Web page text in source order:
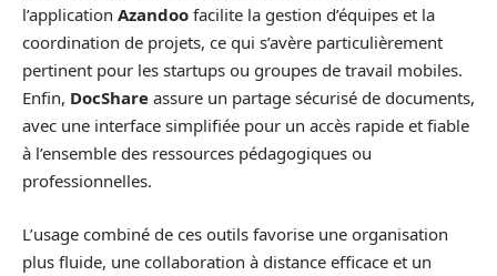
l’application Azandoo facilite la gestion d’équipes et la
coordination de projets, ce qui s’avère particulièrement
pertinent pour les startups ou groupes de travail mobiles.
Enfin, DocShare assure un partage sécurisé de documents,
avec une interface simplifiée pour un accès rapide et fiable
à l’ensemble des ressources pédagogiques ou
professionnelles.
L’usage combiné de ces outils favorise une organisation
plus fluide, une collaboration à distance efficace et un